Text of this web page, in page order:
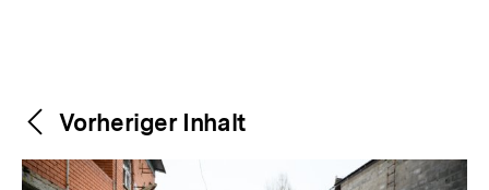
Weitere
Inhalte
Content-
Navigation
Vorheriger Inhalt